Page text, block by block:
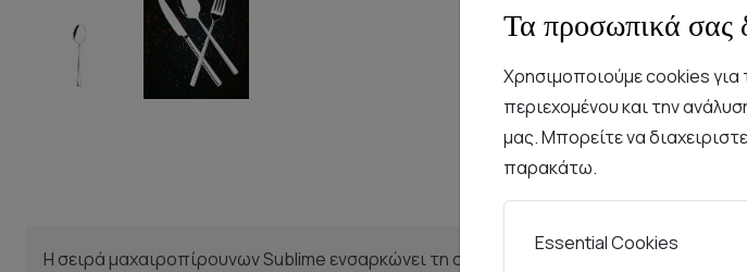
Περιγραφή
Η σειρά μαχαιροπίρουνων Sublime ενσαρκώνει τη σύγχρονη πολυτέλεια μέσα από
Τα προσωπικά σας
Χρησιμοποιούμε cookies για
περιεχομένου και την
μας. Μπορείτε να
παρακάτω.
Essential Cookies